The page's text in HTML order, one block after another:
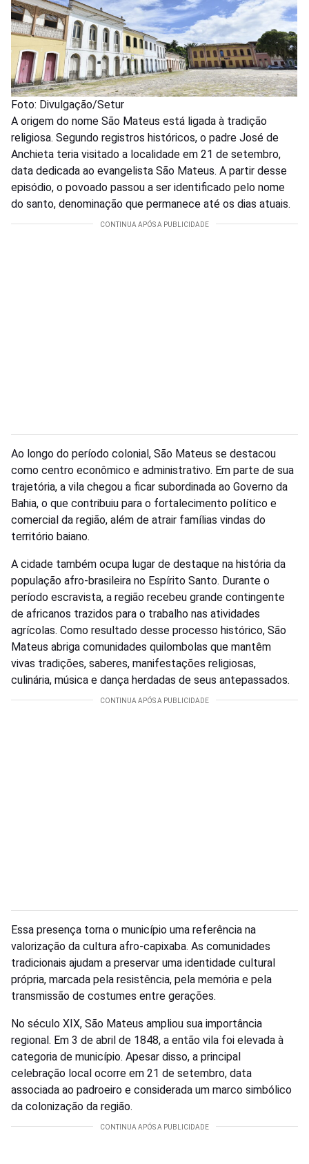
Foto: Divulgação/Setur
A origem do nome São Mateus está ligada à tradição
religiosa. Segundo registros históricos, o padre José de
Anchieta teria visitado a localidade em 21 de setembro,
data dedicada ao evangelista São Mateus. A partir desse
episódio, o povoado passou a ser identificado pelo nome
do santo, denominação que permanece até os dias atuais.
Ao longo do período colonial, São Mateus se destacou
como centro econômico e administrativo. Em parte de sua
trajetória, a vila chegou a ficar subordinada ao Governo da
Bahia, o que contribuiu para o fortalecimento político e
comercial da região, além de atrair famílias vindas do
território baiano.
A cidade também ocupa lugar de destaque na história da
população afro-brasileira no Espírito Santo. Durante o
período escravista, a região recebeu grande contingente
de africanos trazidos para o trabalho nas atividades
agrícolas. Como resultado desse processo histórico, São
Mateus abriga comunidades quilombolas que mantêm
vivas tradições, saberes, manifestações religiosas,
culinária, música e dança herdadas de seus antepassados.
Essa presença torna o município uma referência na
valorização da cultura afro-capixaba. As comunidades
tradicionais ajudam a preservar uma identidade cultural
própria, marcada pela resistência, pela memória e pela
transmissão de costumes entre gerações.
No século XIX, São Mateus ampliou sua importância
regional. Em 3 de abril de 1848, a então vila foi elevada à
categoria de município. Apesar disso, a principal
celebração local ocorre em 21 de setembro, data
associada ao padroeiro e considerada um marco simbólico
da colonização da região.